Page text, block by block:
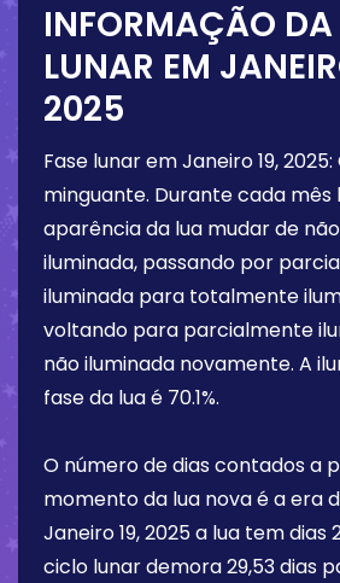
INFORMAÇÃO DA
LUNAR EM
2025
Fase lunar emJaneiro 19, 2025:
minguante. Durante cada mês
aparência da lua mudar de
iluminada, passando por
iluminada para totalmente
voltando para parcialmente
não iluminada novamente. A
fase da lua é 70.1%.
O número de dias contados a
momento da lua nova é a era
Janeiro 19, 2025a lua tem dias
ciclo lunar demora 29,53 dias